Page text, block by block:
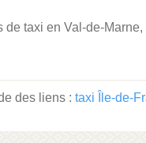
taxi en Val-de-Marne,
des liens : taxi Île-de-